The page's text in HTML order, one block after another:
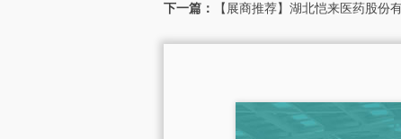
下一篇：
【展商推荐】湖北恺来医药股份